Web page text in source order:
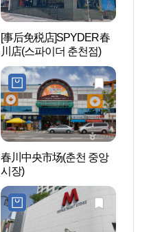
[事后免税店]SPYDER春
川店(스파이더 춘천점)
春川中央市场(춘천 중앙
시장)